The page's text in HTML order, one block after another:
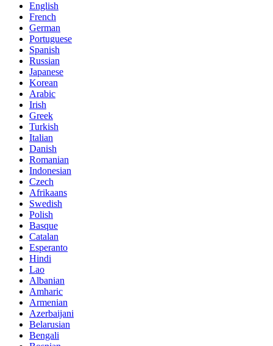
English
French
German
Portuguese
Spanish
Russian
Japanese
Korean
Arabic
Irish
Greek
Turkish
Italian
Danish
Romanian
Indonesian
Czech
Afrikaans
Swedish
Polish
Basque
Catalan
Esperanto
Hindi
Lao
Albanian
Amharic
Armenian
Azerbaijani
Belarusian
Bengali